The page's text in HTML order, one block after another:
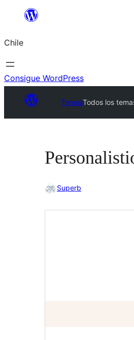
Saltar
contenido
Chile
Consigue WordPress
TemasTodos los
Superb